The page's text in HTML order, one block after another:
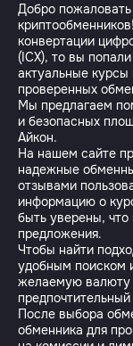
Добро
конвертации
(ICX), то вы
актуальные
проверенных
Мы предлагаем
и безопасных
Айкон.
На нашем сайте
надежные
отзывами
информацию о
быть уверены,
предложения.
Чтобы найти
удобным поиском
желаемую валюту
После выбора
обменника для